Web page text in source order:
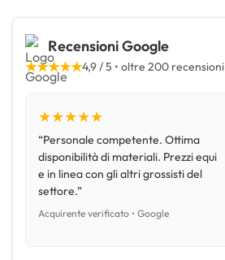
Recensioni Google
★★★★★4,9 / 5 • oltre 200 recensioni
★★★★★
“Personale competente. Ottima
disponibilità di materiali. Prezzi equi
e in linea con gli altri grossisti del
settore.”
Acquirente verificato • Google